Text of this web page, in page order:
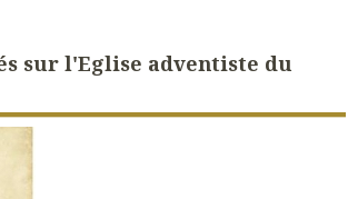
sur l'Eglise adventiste du